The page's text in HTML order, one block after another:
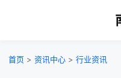
首页 > 资讯中心 > 行业资讯